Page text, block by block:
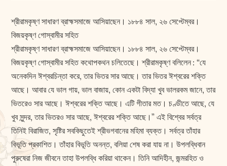
শ্রীরামকৃষ্ণ সাধারণ ব্রাহ্মসমাজে আসিয়াছেন। ১৮৮৪ সাল, ২৬ সেপ্টেম্বর।
বিজয়কৃষ্ণ গোস্বামীর সহিত
শ্রীরামকৃষ্ণ সাধারণ ব্রাহ্মসমাজে আসিয়াছেন। ১৮৮৪ সাল, ২৬ সেপ্টেম্বর।
বিজয়কৃষ্ণ গোস্বামীর সহিত কথোপকথন চলিতেছে। শ্রীরামকৃষ্ণ বলিলেন : “যে
অনেকদিন ঈশ্বরচিন্তা করে, তার ভিতর সার আছে। তার ভিতর ঈশ্বরের শক্তি
আছে। আবার যে ভাল গায়, ভাল বাজায়, কোন একটা বিদ্যা খুব ভালরকম জানে, তার
ভিতরেও সার আছে। ঈশ্বরের শক্তি আছে। এটি গীতার মত। চণ্ডীতে আছে, যে
খুব সুন্দর, তার ভিতরও সার আছে, ঈশ্বরের শক্তি আছে।” এই বিশ্বের সর্বত্র
তিনিই বিরাজিত, সৃষ্টির সবকিছুতেই শ্রীভগবানের মহিমা ব্যক্ত। সর্বত্র তাঁহার
বিভূতি প্রকাশিত। তাঁহার বিভূতি অনন্ত, বলিয়া শেষ করা যায় না। উপলব্ধিবান
পুরুষেরা নিজ জীবনে তাহা উপলব্ধি করিয়া থাকেন। তিনি আদিহীন, জন্মরহিত ও